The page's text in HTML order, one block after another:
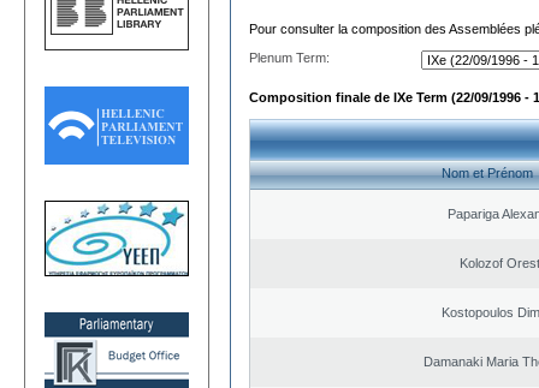
Pour consulter la composition des Assemblées
Plenum Term:
Composition finale de IXe Term (22/09/1996 -
Nom et Prénom
Papariga
Kolozof
Kostopoulos
Damanaki Maria